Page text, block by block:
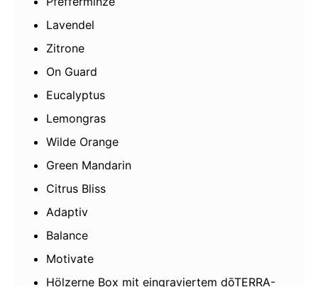
Lavendel
Zitrone
On Guard
Eucalyptus
Lemongras
Wilde Orange
Green Mandarin
Citrus Bliss
Adaptiv
Balance
Motivate
Hölzerne Box mit eingraviertem dōTERRA-